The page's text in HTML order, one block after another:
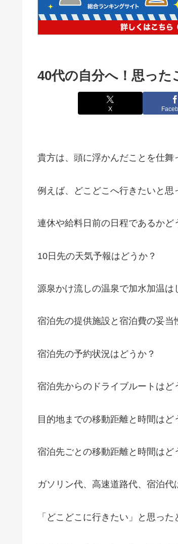
40代の自分へ！思っ
X
貴方は、頭に浮かんだことを仕舞
例えば、どこどこへ行きたいと思
連休や給料日前の日程であるかど
10日先の天気予報はどうか？
源泉かけ流しの温泉で加水加温は
宿泊先の提供施設と宿泊費の妥当
宿泊先の予約状況はどうか？
宿泊先からのドライブルートはど
目的地までの移動距離と時間はど
宿泊先ごとの移動距離と時間はど
ガソリン代、高速道路代、宿泊代
「どこどこに行きたい」と思っ